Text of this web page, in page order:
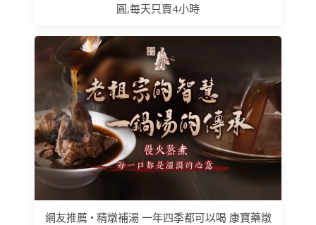
圓,每天只賣4小時
網友推薦 • 精燉補湯 一年四季都可以喝 康寶藥燉